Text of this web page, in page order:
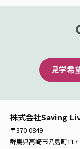
見学希
株式会社Saving
〒370-0849
群馬県高崎市八島町117